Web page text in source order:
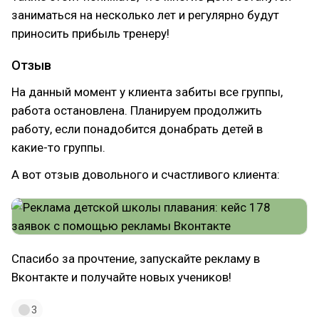
заниматься на несколько лет и регулярно будут
приносить прибыль тренеру!
Отзыв
На данный момент у клиента забиты все группы,
работа остановлена. Планируем продолжить
работу, если понадобится донабрать детей в
какие-то группы.
А вот отзыв довольного и счастливого клиента:
Спасибо за прочтение, запускайте рекламу в
Вконтакте и получайте новых учеников!
3